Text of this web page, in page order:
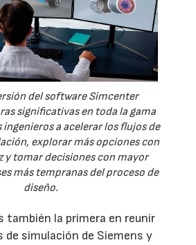
del software Simcenter
significativas en toda la gama
ingenieros a acelerar los flujos de
explorar más opciones con
y tomar decisiones con mayor
más tempranas del proceso de
diseño.
también la primera en reunir
de simulación de Siemens y